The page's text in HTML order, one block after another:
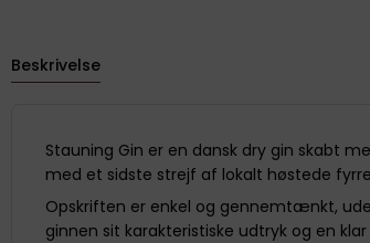
Beskrivelse
Stauning Gin er en dansk dry gin skabt
med et sidste strejf af lokalt høstede
Opskriften er enkel og gennemtænkt,
ginnen sit karakteristiske udtryk og en